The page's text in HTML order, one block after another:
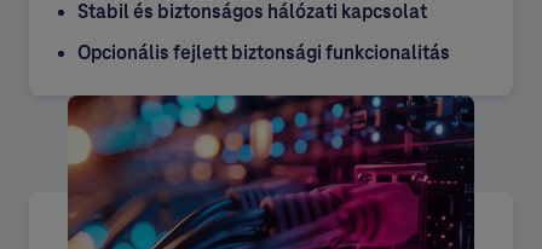
Stabil és biztonságos hálózati kapcsolat
Opcionális fejlett biztonsági funkcionalitás